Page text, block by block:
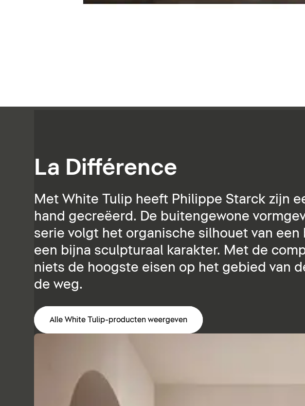
La Différence
Met White Tulip heeft Philippe Starck zijn
hand gecreëerd. De buitengewone
serie volgt het organische silhouet van
een bijna sculpturaal karakter. Met de
niets de hoogste eisen op het gebied van
de weg.
Alle White Tulip-producten weergeven